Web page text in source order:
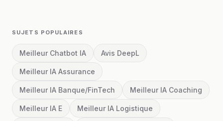
SUJETS POPULAIRES
Meilleur Chatbot IA Avis DeepL
Meilleur IA Assurance
Meilleur IA Banque/FinTech Meilleur IA Coaching
Meilleur IA E Meilleur IA Logistique